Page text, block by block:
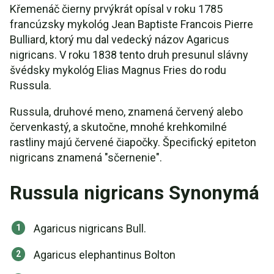
Křemenáč čierny prvýkrát opísal v roku 1785
francúzsky mykológ Jean Baptiste Francois Pierre
Bulliard, ktorý mu dal vedecký názov Agaricus
nigricans. V roku 1838 tento druh presunul slávny
švédsky mykológ Elias Magnus Fries do rodu
Russula.
Russula, druhové meno, znamená červený alebo
červenkastý, a skutočne, mnohé krehkomilné
rastliny majú červené čiapočky. Špecifický epiteton
nigricans znamená "sčernenie".
Russula nigricans Synonymá
Agaricus nigricans Bull.
Agaricus elephantinus Bolton